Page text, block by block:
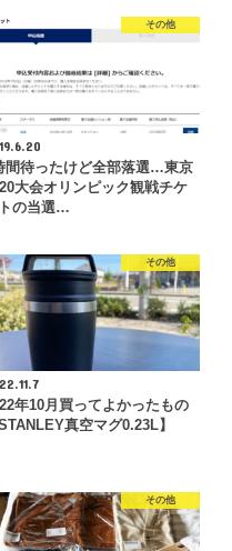
その他
間待ったけど全部落選…東京
大会オリンピック観戦チケ
の当選…
その他
年10月買ってよかったもの
STANLEY真空マグ0.23L】
その他